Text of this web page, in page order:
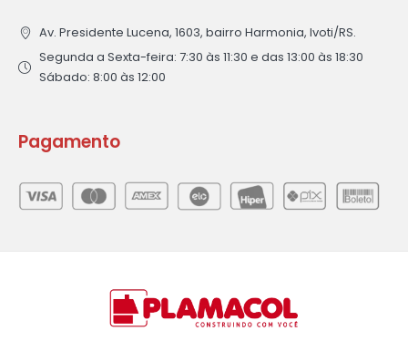
Av. Presidente Lucena, 1603, bairro Harmonia, Ivoti/RS.
Segunda a Sexta-feira: 7:30 às 11:30 e das 13:00 às 18:30
Sábado: 8:00 às 12:00
Pagamento